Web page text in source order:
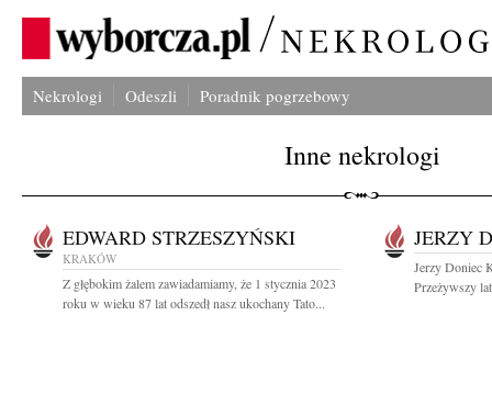
Nekrologi Odeszli Poradnik pogrzebowy
Inne nekrologi
EDWARD STRZESZYŃSKI
KRAKÓW
Z głębokim żalem zawiadamiamy, że 1 stycznia 2023
roku w wieku 87 lat odszedł nasz ukochany Tato...
JERZY
Jerzy Doniec
Przeżywszy